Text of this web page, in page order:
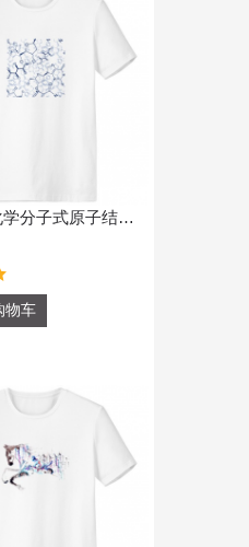
抽象蓝色化学分子式原子结构插画 男女白色短袖T恤创意纪念衫个性T恤衫礼物